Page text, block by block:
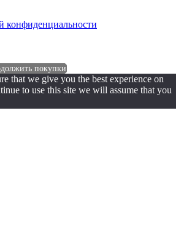
конфиденциальности
покупки
that we give you the best experience on
to use this site we will assume that you